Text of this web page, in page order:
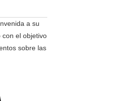
a su
con el objetivo
sobre las